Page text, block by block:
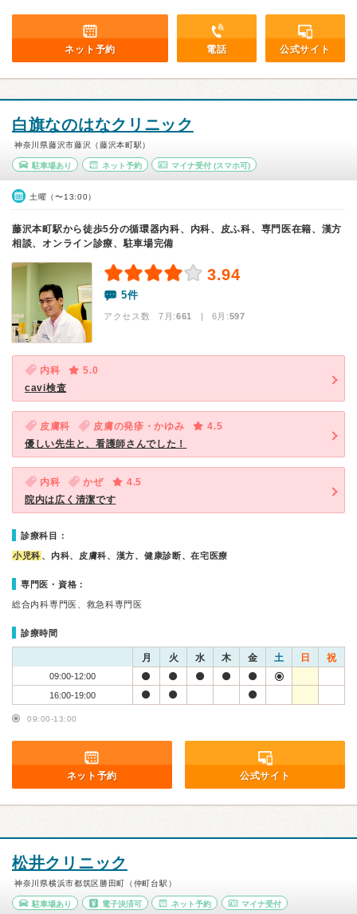
ネット予約 電話 公式サイト
白旗なのはなクリニック
神奈川県藤沢市藤沢（藤沢本町駅）
駐車場あり ネット予約 マイナ受付 (スマホ可)
土曜（〜13:00）
藤沢本町駅から徒歩5分の循環器内科、内科、皮ふ科、専門医在籍、漢方
相談、オンライン診療、駐車場完備
3.94
5件
アクセス数 7月:661 | 6月:597
内科
5.0
cavi検査
皮膚科 皮膚の発疹・かゆみ
4.5
優しい先生と、看護師さんでした！
内科 かぜ
4.5
院内は広く清潔です
診療科目：
小児科 、内科、皮膚科、漢方、健康診断、在宅医療
専門医・資格：
総合内科専門医、救急科専門医
診療時間
月 火 水 木 金 土 日 祝
09:00-12:00
16:00-19:00
09:00-13:00
ネット予約 公式サイト
松井クリニック
神奈川県横浜市都筑区勝田町（仲町台駅）
駐車場あり 電子決済可 ネット予約 マイナ受付